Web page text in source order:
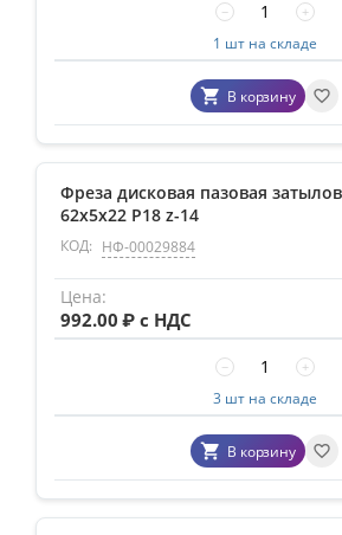
+
−
1 шт на складе
В корзину
Фреза дисковая пазовая
62х5х22 Р18 z-14
КОД: НФ-00029884
992.00 ₽ с НДС
+
−
3 шт на складе
В корзину